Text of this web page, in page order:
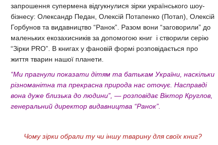
запрошення супермена відгукнулися зірки українського шоу-
бізнесу: Олександр Педан, Олексій Потапенко (Потап), Олексій
Горбунов та видавництво “Ранок”. Разом вони “заговорили” до
маленьких екозахисників за допомогою книг і створили серію
“Зірки PRO”. В книгах у фановій формі розповідається про
життя тварин нашої планети.
“Ми прагнули показати дітям та батькам України, наскільки
різноманітна та прекрасна природа нас оточує. Насправді
вона дуже близька до людини”, — розповідає Віктор Круглов,
генеральний директор видавництва “Ранок”.
Чому зірки обрали ту чи іншу тварину для своїх книг?